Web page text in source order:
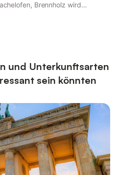
Brennholz wird
Wasserkocher,
und Unterkunftsarten
sein könnten